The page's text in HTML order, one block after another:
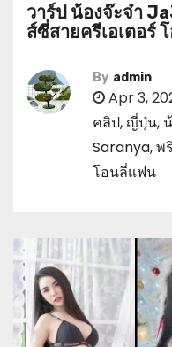
วาร์ป น้องจ๊ะจ๋า
ส์ซี่สายครีเอเตอร์
By admin
Apr 3,
คลิป, ญี่ปุ่น,
Saranya,พ
โอนลี่แฟน